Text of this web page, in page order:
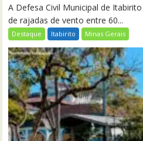
A Defesa Civil Municipal de
de rajadas de vento entre 60...
Destaque Itabirito Minas Gerais